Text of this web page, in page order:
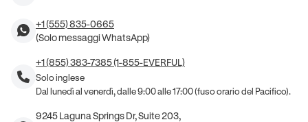
+1 (555) 835-0665
(Solo messaggi WhatsApp)
+1 (855) 383-7385 (1-855-EVERFUL)
Solo inglese
Dal lunedì al venerdì, dalle 9:00 alle 17:00 (fuso orario del Pacifico).
9245 Laguna Springs Dr, Suite 203,